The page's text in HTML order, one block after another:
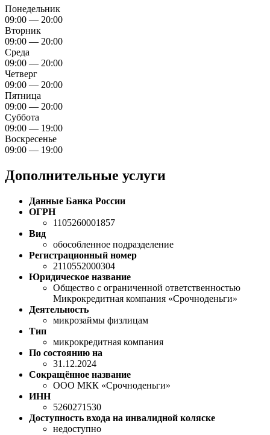
Понедельник
09:00 — 20:00
Вторник
09:00 — 20:00
Среда
09:00 — 20:00
Четверг
09:00 — 20:00
Пятница
09:00 — 20:00
Суббота
09:00 — 19:00
Воскресенье
09:00 — 19:00
Дополнительные услуги
Данные Банка России
ОГРН
1105260001857
Вид
обособленное подразделение
Регистрационный номер
2110552000304
Юридическое название
Общество с ограниченной ответственностью
Микрокредитная компания «Срочноденьги»
Деятельность
микрозаймы физлицам
Тип
микрокредитная компания
По состоянию на
31.12.2024
Сокращённое название
ООО МКК «Срочноденьги»
ИНН
5260271530
Доступность входа на инвалидной коляске
недоступно